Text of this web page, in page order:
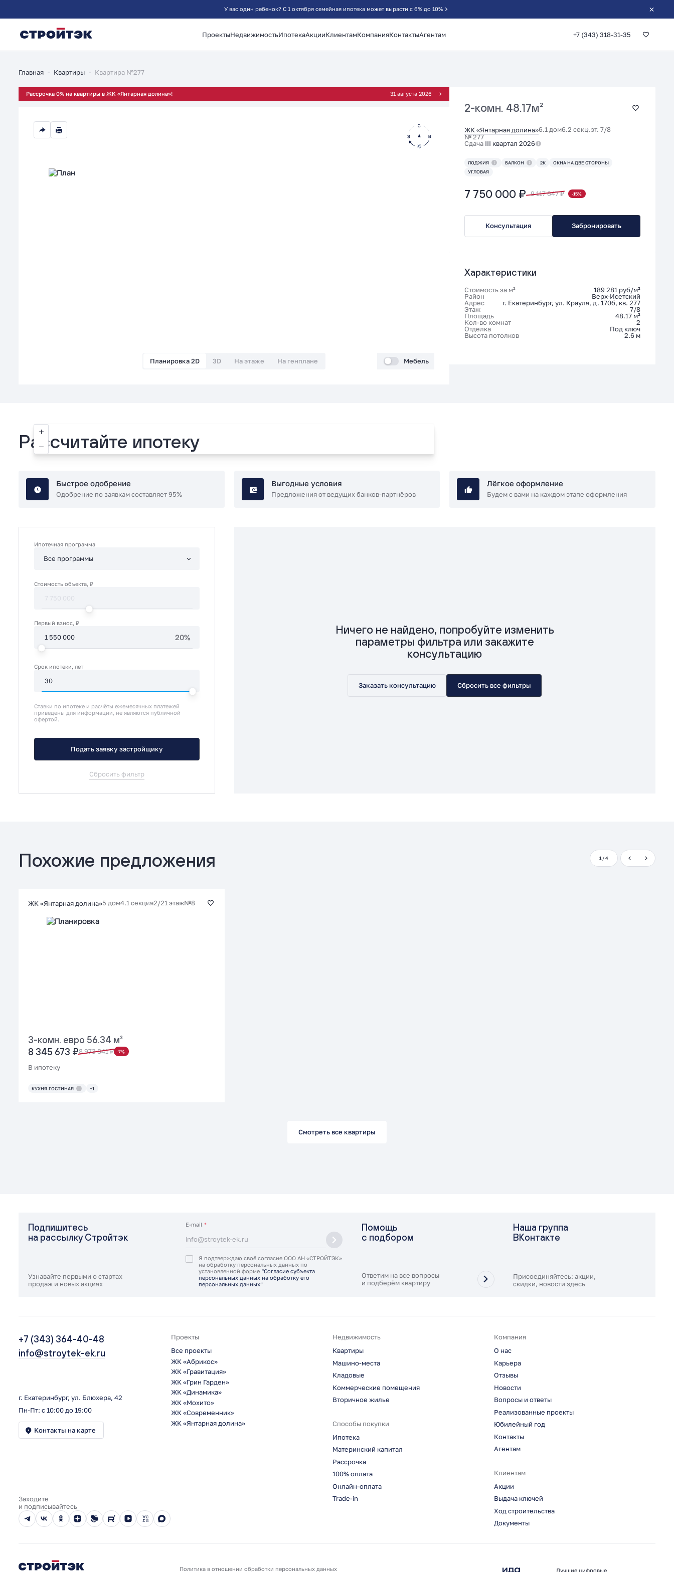
У вас один ребенок? С 1 октября семейная ипотека может вырасти с 6% до 10%
ПроектыНедвижимостьИпотекаАкцииКлиентамКомпанияКонтактыАгентам +7 (343) 318-31-35
2-комнатная 48.17м²
Главная Квартиры Квартира №277
Рассрочка 0% на квартиры в ЖК «Янтарная долина»! 31 августа 2026
Планировка 2D 3D На этаже На генплане Мебель
2-комн. 48.17м²
ЖК «Янтарная долина»6.1 дом6.2 секц.эт. 7/8
№ 277
Сдача III квартал 2026
ЛОДЖИЯ БАЛКОН 2К
ОКНА НА ДВЕ СТОРОНЫ
УГЛОВАЯ
7 750 000 ₽ 9 117 647 ₽ -15%
Консультация Забронировать
Характеристики
Стоимость за м²
189 281 руб/м²
Район
Верх-Исетский
Адрес
г. Екатеринбург, ул. Крауля, д. 170б, кв. 277
Этаж
7/8
Площадь
48.17 м²
Кол-во комнат
2
Отделка
Под ключ
Высота потолков
2.6 м
Рассчитайте ипотеку
Быстрое одобрение
Одобрение по заявкам составляет 95%
Выгодные условия
Предложения от ведущих банков-партнёров
Лёгкое оформление
Будем с вами на каждом этапе оформления
Ипотечная программа
Стоимость объекта, ₽
Первый взнос, ₽
20%
Срок ипотеки, лет
Ставки по ипотеке и расчёты ежемесячных платежей
приведены для информации, не являются публичной
офертой.
Подать заявку застройщику
Сбросить фильтр
Ничего не найдено, попробуйте изменить
параметры фильтра или закажите
консультацию
Заказать консультацию Сбросить все фильтры
Похожие предложения 1/4
ЖК «Янтарная долина»5 дом4.1 секция2/21 этаж№8
3-комн. евро 56.34 м²
8 345 673 ₽8 973 841 ₽ -7%
В ипотеку
КУХНЯ-ГОСТИНАЯ +1
Смотреть все квартиры
Подпишитесь
на рассылку Стройтэк
Узнавайте первыми о стартах
продаж и новых акциях
E-mail *
Я подтверждаю своё согласие ООО АН «СТРОЙТЭК»
на обработку персональных данных по
установленной форме “Согласие субъекта
персональных данных на обработку его
персональных данных”
Помощь
с подбором
Ответим на все вопросы
и подберём квартиру
Наша группа
ВКонтакте
Присоединяйтесь: акции,
скидки, новости здесь
+7 (343) 364-40-48
info@stroytek-ek.ru
г. Екатеринбург, ул. Блюхера, 42
Пн-Пт: с 10:00 до 19:00
Контакты на карте
Заходите
и подписывайтесь
Проекты
Все проекты
ЖК «Абрикос»
ЖК «Гравитация»
ЖК «Грин Гарден»
ЖК «Динамика»
ЖК «Мохито»
ЖК «Современник»
ЖК «Янтарная долина»
Недвижимость
Квартиры
Машино-места
Кладовые
Коммерческие помещения
Вторичное жилье
Способы покупки
Ипотека
Материнский капитал
Рассрочка
100% оплата
Онлайн-оплата
Trade-in
Компания
О нас
Карьера
Отзывы
Новости
Вопросы и ответы
Реализованные проекты
Юбилейный год
Контакты
Агентам
Клиентам
Акции
Выдача ключей
Ход строительства
Документы
Политика в отношении обработки персональных данных